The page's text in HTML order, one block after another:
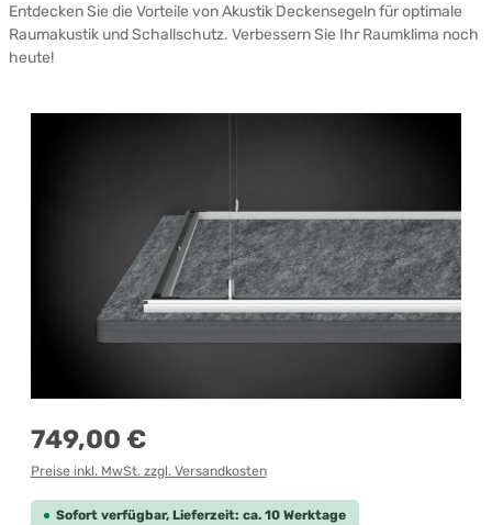
Entdecken Sie die Vorteile von Akustik Deckensegeln für optimale
Raumakustik und Schallschutz. Verbessern Sie Ihr Raumklima noch
heute!
Regulärer Preis:
749,00 €
Preise inkl. MwSt. zzgl. Versandkosten
Sofort verfügbar, Lieferzeit: ca. 10 Werktage